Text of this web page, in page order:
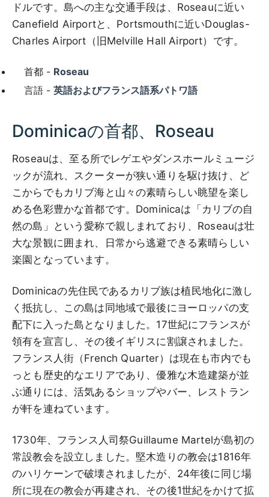
ドルです。島への主な交通手段は、Roseauに近い
Canefield Airportと、Portsmouthに近いDouglas-
Charles Airport（旧Melville Hall Airport）です。
首都 - Roseau
言語 - 英語およびフランス語系パトワ語
Dominicaの首都、Roseau
Roseauは、至る所でレゲエやダンスホールミュージ
ックが流れ、スクーターが狭い通りを駆け抜け、ど
こからでもカリブ海と山々の素晴らしい眺望を楽し
める色彩豊かな首都です。Dominicaは「カリブの自
然の島」という愛称で親しまれており、Roseauは壮
大な景観に囲まれ、日常から逃避できる素晴らしい
楽園となっています。
Dominicaの先住民であるカリブ族は植民地化に激し
く抵抗し、この島は同地域で最後にヨーロッパの支
配下に入った島となりました。17世紀にフランスが
領有を宣言し、その後イギリスに割譲されました。
フランス人街（French Quarter）は現在も市内でも
っとも歴史的なエリアであり、優雅な木造建築が並
ぶ通りには、活気あるショップやバー、レストラン
が軒を連ねています。
1730年、フランス人司祭Guillaume Martelが島初の
常設教会を設立しました。堅木造りの教会は1816年
のハリケーンで破壊されましたが、24年後に同じ場
所に現在の教会が再建され、その後1世紀をかけて拡